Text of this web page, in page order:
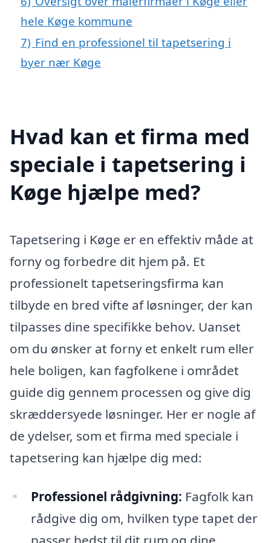
hele Køge kommune
7) Find en professionel til tapetsering i
byer nær Køge
Hvad kan et firma med
speciale i tapetsering i
Køge hjælpe med?
Tapetsering i Køge er en effektiv måde at
forny og forbedre dit hjem på. Et
professionelt tapetseringsfirma kan
tilbyde en bred vifte af løsninger, der kan
tilpasses dine specifikke behov. Uanset
om du ønsker at forny et enkelt rum eller
hele boligen, kan fagfolkene i området
guide dig gennem processen og give dig
skræddersyede løsninger. Her er nogle af
de ydelser, som et firma med speciale i
tapetsering kan hjælpe dig med:
Professionel rådgivning: Fagfolk kan
rådgive dig om, hvilken type tapet der